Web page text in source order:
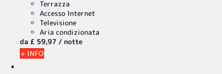
Terrazza
Accesso Internet
Televisione
Aria condizionata
da £ 59,97 / notte
+ INFO